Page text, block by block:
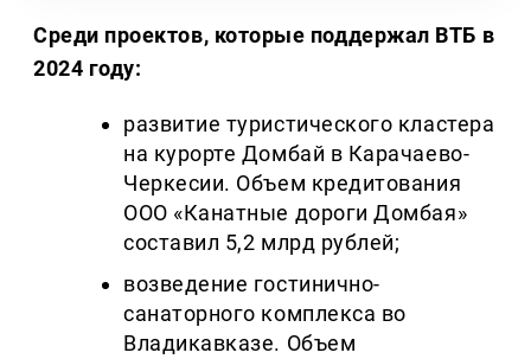
Среди проектов, которые поддержал ВТБ в
2024 году:
развитие туристического кластера
на курорте Домбай в Карачаево-
Черкесии. Объем кредитования
ООО «Канатные дороги Домбая»
составил 5,2 млрд рублей;
возведение гостинично-
санаторного комплекса во
Владикавказе. Объем